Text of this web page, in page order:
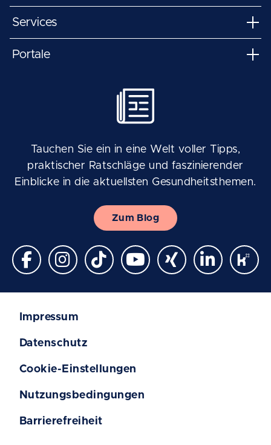
Services
Portale
Tauchen Sie ein in eine Welt voller Tipps,
praktischer Ratschläge und faszinierender
Einblicke in die aktuellsten Gesundheitsthemen.
Zum Blog
Impressum
Datenschutz
Cookie-Einstellungen
Nutzungsbedingungen
Barrierefreiheit